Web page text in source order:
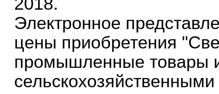
Электронное
цены приобретения
промышленные товары